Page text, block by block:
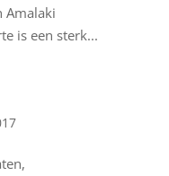
Amalaki
is een sterk...